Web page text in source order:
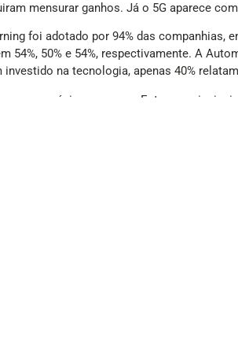
mensurar ganhos. Já o 5G aparece
foi adotado por 94% das companhias,
50% e 54%, respectivamente. A
na tecnologia, apenas 40%
os próximos meses. Entre os